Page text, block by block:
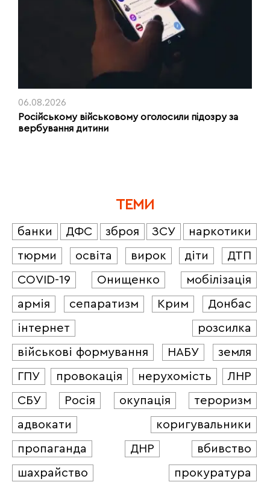
06.08.2026
Російському військовому оголосили підозру за
вербування дитини
ТЕМИ
банки ДФС зброя ЗСУ
наркотики
тюрми
освіта вирок діти
ДТП
COVID-19
Онищенко
мобілізація
армія
сепаратизм Крим
Донбас
інтернет
розсилка
військові формування
НАБУ
земля
ГПУ
провокація нерухомість
ЛНР
СБУ
Росія окупація
тероризм
адвокати
коригувальники
пропаганда
ДНР
вбивство
шахрайство
прокуратура